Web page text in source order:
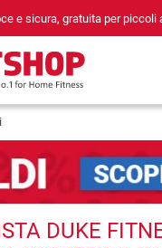
e sicura, gratuita per piccoli
DUKE